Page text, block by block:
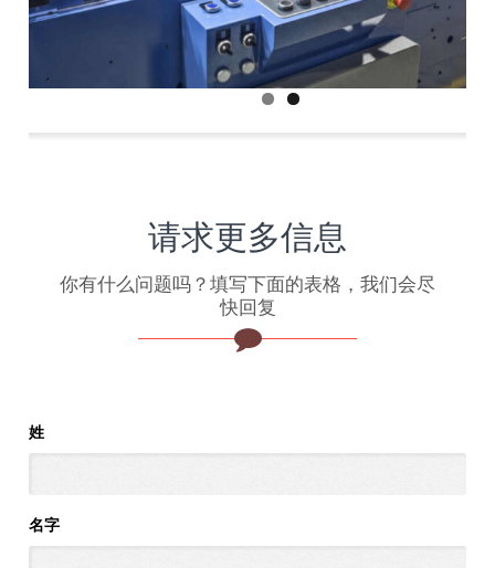
请求更多信息
你有什么问题吗？填写下面的表格，我们会尽
快回复
姓
名字